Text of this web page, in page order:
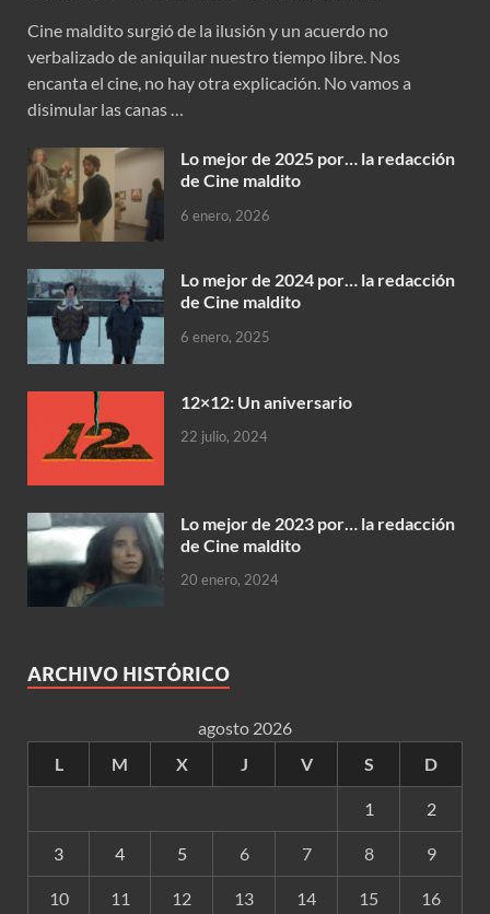
Cine maldito surgió de la ilusión y un acuerdo no
verbalizado de aniquilar nuestro tiempo libre. Nos
encanta el cine, no hay otra explicación. No vamos a
disimular las canas …
Lo mejor de 2025 por… la redacción
de Cine maldito
6 enero, 2026
Lo mejor de 2024 por… la redacción
de Cine maldito
6 enero, 2025
12×12: Un aniversario
22 julio, 2024
Lo mejor de 2023 por… la redacción
de Cine maldito
20 enero, 2024
ARCHIVO HISTÓRICO
agosto 2026
L
M X J V S D
1 2
3 4 5 6 7 8 9
10 11 12 13 14 15 16